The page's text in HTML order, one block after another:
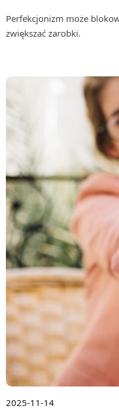
Perfekcjonizm może
zwiększać zarobki.
2025-11-14